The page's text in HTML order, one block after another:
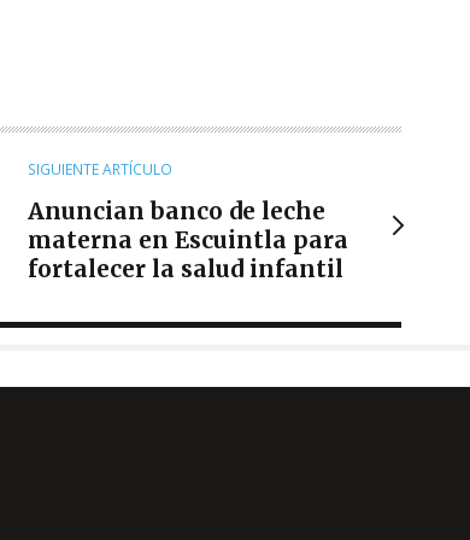
SIGUIENTE ARTÍCULO
Anuncian banco de leche
materna en Escuintla para
fortalecer la salud infantil